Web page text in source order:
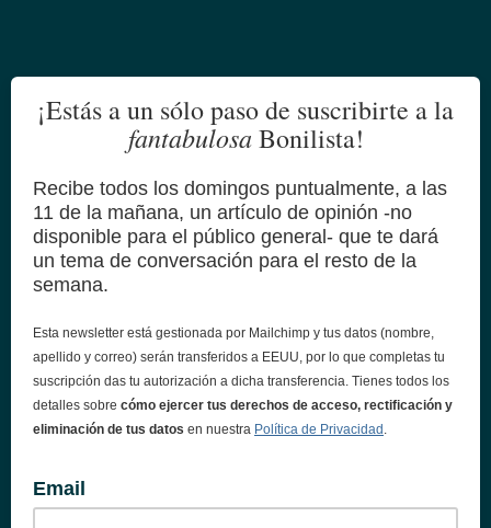
¡Estás a un sólo paso de suscribirte a la
fantabulosaBonilista!
Recibe todos los domingos puntualmente, a las
11 de la mañana, un artículo de opinión -no
disponible para el público general- que te dará
un tema de conversación para el resto de la
semana.
Esta newsletter está gestionada por Mailchimp y tus datos (nombre,
apellido y correo) serán transferidos a EEUU, por lo que completas tu
suscripción das tu autorización a dicha transferencia. Tienes todos los
detalles sobre cómo ejercer tus derechos de acceso, rectificación y
eliminación de tus datos en nuestra Política de Privacidad .
Email